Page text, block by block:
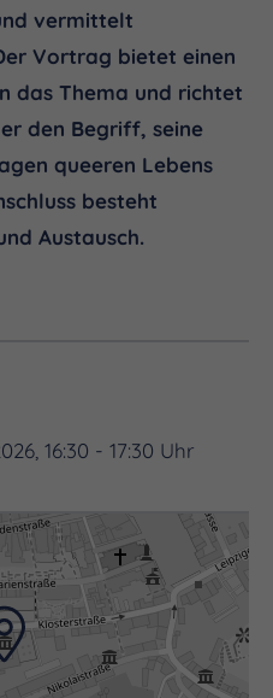
vermittelt
Vortrag bietet einen
das Thema und richtet
den Begriff, seine
queeren Lebens
besteht
Austausch.
16:30 - 17:30 Uhr